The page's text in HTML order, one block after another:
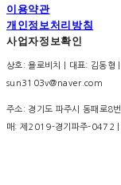
이용약관
개인정보처리방침
사업자정보확인
상호: 욜로비치 | 대표: 김동형
sun3103v@naver.com
주소: 경기도 파주시 동패로8
매: 제2019-경기파주-0472